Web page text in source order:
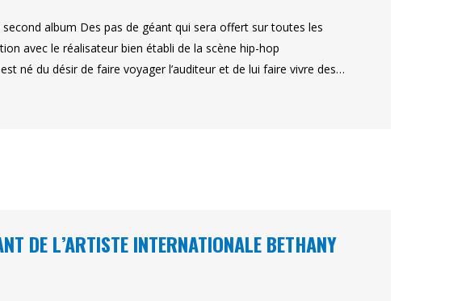
album Des pas de géant qui sera offert sur toutes les
avec le réalisateur bien établi de la scène hip-hop
né du désir de faire voyager l’auditeur et de lui faire vivre des…
DE L’ARTISTE INTERNATIONALE BETHANY